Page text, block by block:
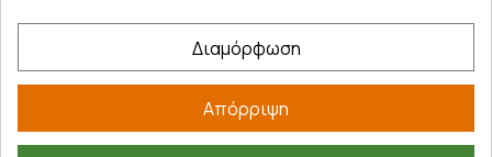
Τρόποι παραγγελίας
Τρόποι πληρωμής
Επιστροφές προϊοντων
Διαμόρφωση
Απόρριψη